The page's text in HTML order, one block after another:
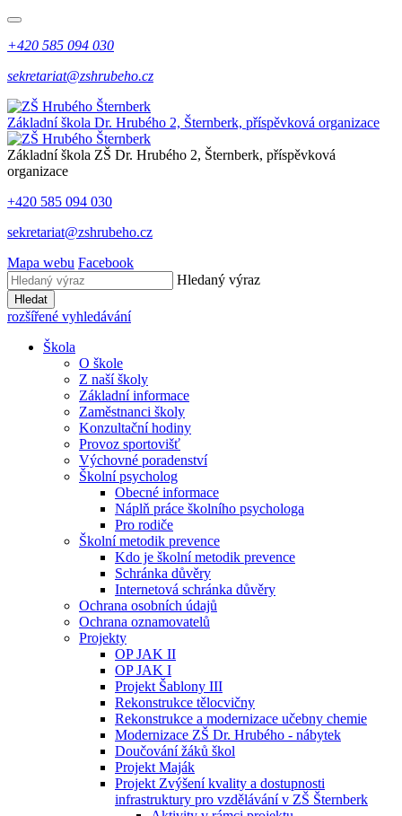
+420 585 094 030
sekretariat@zshrubeho.cz
Základní škola Dr. Hrubého 2, Šternberk, příspěvková organizace
Základní škola ZŠ Dr. Hrubého 2, Šternberk, příspěvková
organizace
+420 585 094 030
sekretariat@zshrubeho.cz
Mapa webu Facebook
Hledaný výraz
Hledat
rozšířené vyhledávání
Škola
O škole
Z naší školy
Základní informace
Zaměstnanci školy
Konzultační hodiny
Provoz sportovišť
Výchovné poradenství
Školní psycholog
Obecné informace
Náplň práce školního psychologa
Pro rodiče
Školní metodik prevence
Kdo je školní metodik prevence
Schránka důvěry
Internetová schránka důvěry
Ochrana osobních údajů
Ochrana oznamovatelů
Projekty
OP JAK II
OP JAK I
Projekt Šablony III
Rekonstrukce tělocvičny
Rekonstrukce a modernizace učebny chemie
Modernizace ZŠ Dr. Hrubého - nábytek
Doučování žáků škol
Projekt Maják
Projekt Zvýšení kvality a dostupnosti
infrastruktury pro vzdělávání v ZŠ Šternberk